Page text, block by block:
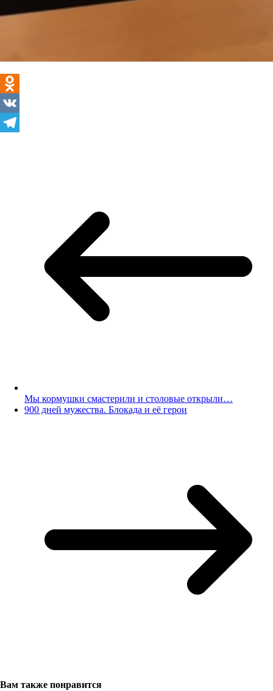
Odnoklassniki
VK
Мы кормушки смастерили и столовые открыли…
900 дней мужества. Блокада и её герои
Вам также понравится